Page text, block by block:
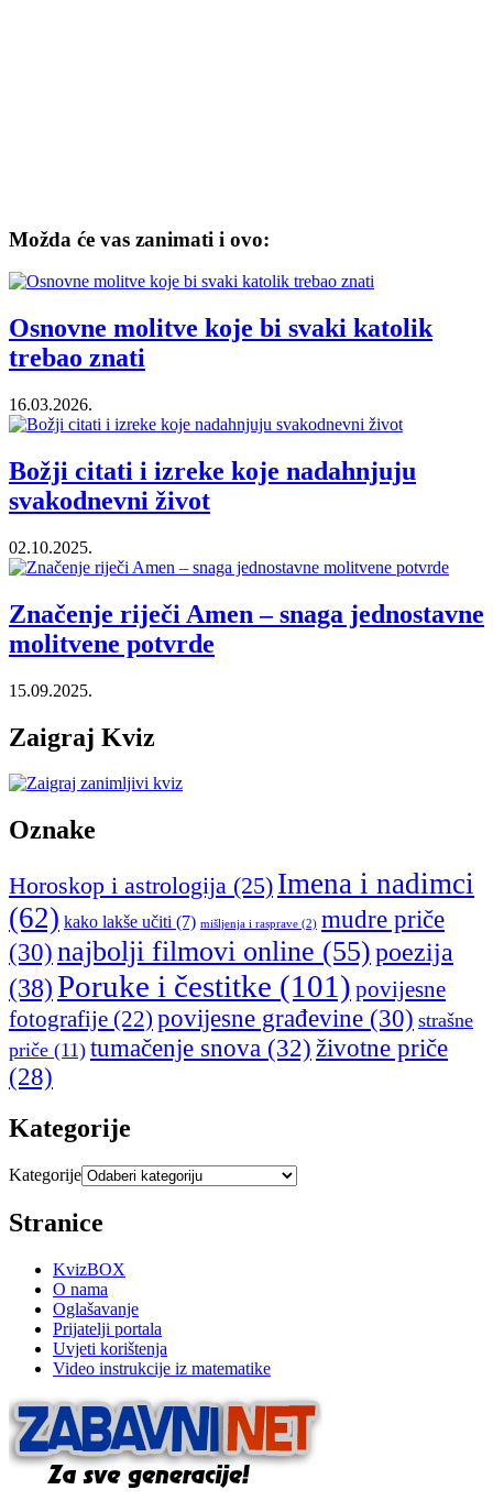
Možda će vas zanimati i ovo:
Osnovne molitve koje bi svaki katolik
trebao znati
16.03.2026.
Božji citati i izreke koje nadahnjuju
svakodnevni život
02.10.2025.
Značenje riječi Amen – snaga jednostavne
molitvene potvrde
15.09.2025.
Zaigraj Kviz
Oznake
Horoskop i astrologija (25) Imena i nadimci
(62) kako lakše učiti (7) mišljenja i rasprave (2) mudre priče
(30) najbolji filmovi online (55)poezija
(38)Poruke i čestitke (101) povijesne
fotografije (22) povijesne građevine (30) strašne
priče (11) tumačenje snova (32) životne priče
(28)
Kategorije
Kategorije
Stranice
KvizBOX
O nama
Oglašavanje
Prijatelji portala
Uvjeti korištenja
Video instrukcije iz matematike